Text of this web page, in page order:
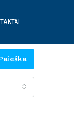
Paieška